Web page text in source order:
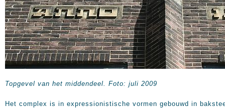
Topgevel van het middendeel. Foto: juli 2009
Het complex is in expressionistische vormen gebouwd in